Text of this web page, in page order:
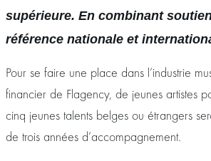
supérieure. En combinant
référence nationale et
Pour se faire une place dans l’industrie
financier de Flagency, de jeunes artistes
cinq jeunes talents belges ou étrangers
de trois années d’accompagnement.